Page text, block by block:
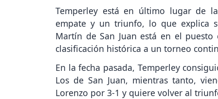
Temperley está en último lugar de
empate y un triunfo, lo que explica
Martín de San Juan está en el
clasificación histórica a un torneo
En la fecha pasada, Temperley
Los de San Juan, mientras tanto,
Lorenzo por 3-1 y quiere volver al